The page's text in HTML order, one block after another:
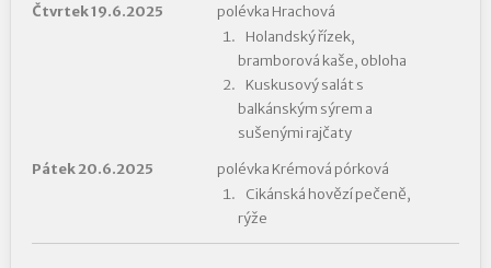
Čtvrtek 19.6.2025
polévka Hrachová
Holandský řízek,
bramborová kaše, obloha
Kuskusový salát s
balkánským sýrem a
sušenými rajčaty
Pátek 20.6.2025
polévka Krémová pórková
Cikánská hovězí pečeně,
rýže